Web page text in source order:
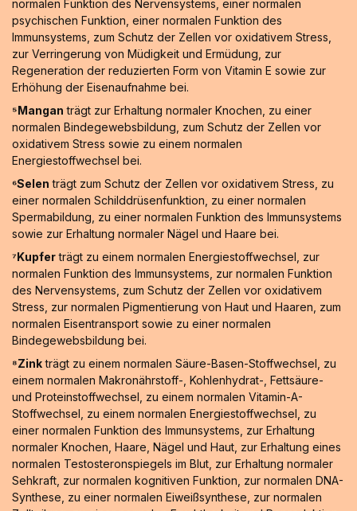
normalen Funktion des Nervensystems, einer normalen
psychischen Funktion, einer normalen Funktion des
Immunsystems, zum Schutz der Zellen vor oxidativem Stress,
zur Verringerung von Müdigkeit und Ermüdung, zur
Regeneration der reduzierten Form von Vitamin E sowie zur
Erhöhung der Eisenaufnahme bei.
⁵Mangan trägt zur Erhaltung normaler Knochen, zu einer
normalen Bindegewebsbildung, zum Schutz der Zellen vor
oxidativem Stress sowie zu einem normalen
Energiestoffwechsel bei.
⁶Selen trägt zum Schutz der Zellen vor oxidativem Stress, zu
einer normalen Schilddrüsenfunktion, zu einer normalen
Spermabildung, zu einer normalen Funktion des Immunsystems
sowie zur Erhaltung normaler Nägel und Haare bei.
⁷Kupferträgt zu einem normalen Energiestoffwechsel, zur
normalen Funktion des Immunsystems, zur normalen Funktion
des Nervensystems, zum Schutz der Zellen vor oxidativem
Stress, zur normalen Pigmentierung von Haut und Haaren, zum
normalen Eisentransport sowie zu einer normalen
Bindegewebsbildung bei.
⁸Zinkträgt zu einem normalen Säure-Basen-Stoffwechsel, zu
einem normalen Makronährstoff-, Kohlenhydrat-, Fettsäure-
und Proteinstoffwechsel, zu einem normalen Vitamin-A-
Stoffwechsel, zu einem normalen Energiestoffwechsel, zu
einer normalen Funktion des Immunsystems, zur Erhaltung
normaler Knochen, Haare, Nägel und Haut, zur Erhaltung eines
normalen Testosteronspiegels im Blut, zur Erhaltung normaler
Sehkraft, zur normalen kognitiven Funktion, zur normalen DNA-
Synthese, zu einer normalen Eiweißsynthese, zur normalen